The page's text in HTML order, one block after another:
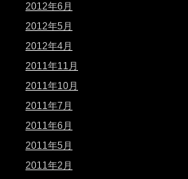
2012年6月
2012年5月
2012年4月
2011年11月
2011年10月
2011年7月
2011年6月
2011年5月
2011年2月